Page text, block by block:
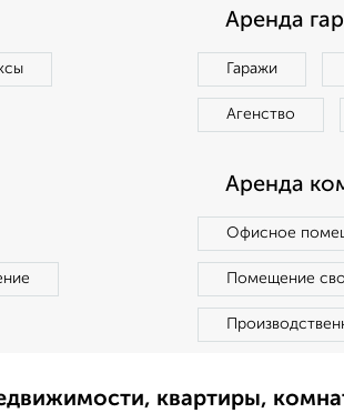
Аренда
Гаражи
Агенство
Аренда
Офисное
Помещение
квартиры,